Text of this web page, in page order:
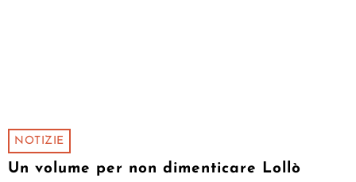
NOTIZIE
Un volume per non dimenticare Lollò